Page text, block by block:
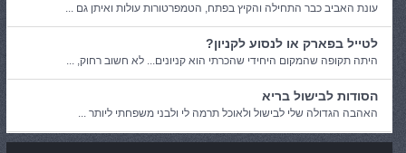
עונת האביב כבר התחילה והקיץ בפתח, הטמפרטורות עולות ואיתן גם ...
לטייל בפארק או לנסוע לקניון?
היתה תקופה שהמקום היחידי שהכרתי הוא קניונים... לא חשוב רחוק, ...
הסודות לבישול בריא
האהבה הגדולה שלי לבישול ולאוכל תרמה לי ולבני משפחתי ליותר ...